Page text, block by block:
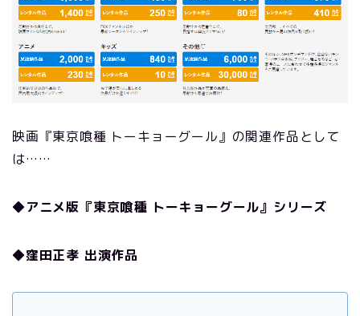
映画『東京喰種 トーキョーグール』の関連作品として
は……
◆アニメ版『東京喰種 トーキョーグール』シリーズ
◆窪田正孝 出演作品